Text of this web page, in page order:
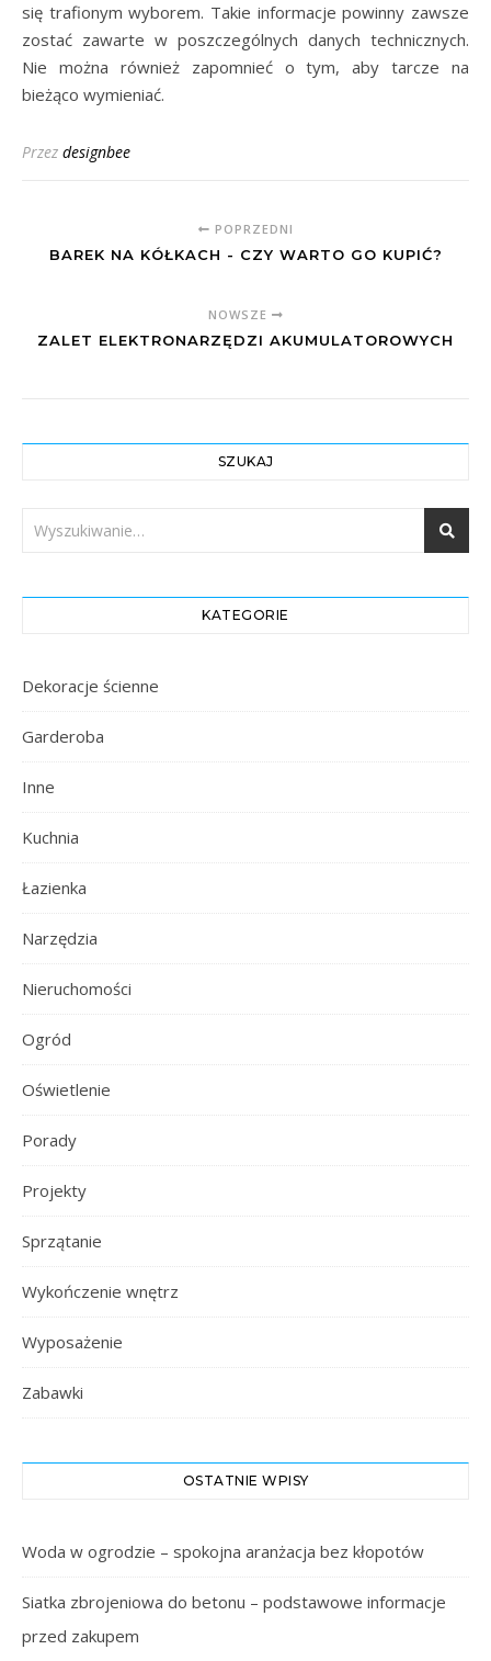
się trafionym wyborem. Takie informacje powinny zawsze
zostać zawarte w poszczególnych danych technicznych.
Nie można również zapomnieć o tym, aby tarcze na
bieżąco wymieniać.
Przez designbee
POPRZEDNI
BAREK NA KÓŁKACH - CZY WARTO GO KUPIĆ?
NOWSZE
ZALET ELEKTRONARZĘDZI AKUMULATOROWYCH
SZUKAJ
KATEGORIE
Dekoracje ścienne
Garderoba
Inne
Kuchnia
Łazienka
Narzędzia
Nieruchomości
Ogród
Oświetlenie
Porady
Projekty
Sprzątanie
Wykończenie wnętrz
Wyposażenie
Zabawki
OSTATNIE WPISY
Woda w ogrodzie – spokojna aranżacja bez kłopotów
Siatka zbrojeniowa do betonu – podstawowe informacje
przed zakupem